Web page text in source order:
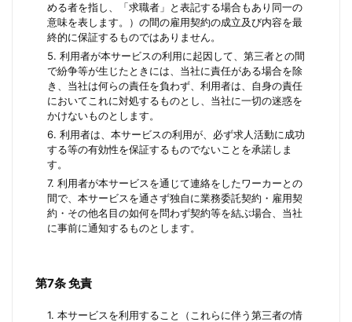
める者を指し、「求職者」と表記する場合もあり同一の
意味を表します。）の間の雇用契約の成立及び内容を最
終的に保証するものではありません。
5. 利用者が本サービスの利用に起因して、第三者との間
で紛争等が生じたときには、当社に責任がある場合を除
き、当社は何らの責任を負わず、利用者は、自身の責任
においてこれに対処するものとし、当社に一切の迷惑を
かけないものとします。
6. 利用者は、本サービスの利用が、必ず求人活動に成功
する等の有効性を保証するものでないことを承諾しま
す。
7. 利用者が本サービスを通じて連絡をしたワーカーとの
間で、本サービスを通さず独自に業務委託契約・雇用契
約・その他名目の如何を問わず契約等を結ぶ場合、当社
に事前に通知するものとします。
第7条 免責
1. 本サービスを利用すること（これらに伴う第三者の情